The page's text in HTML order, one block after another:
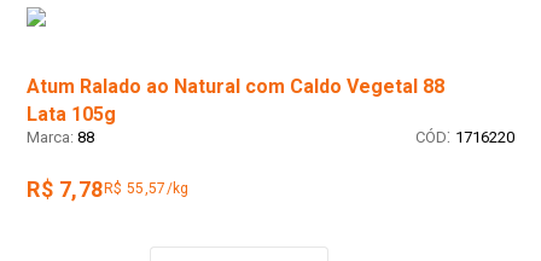
Atum Ralado ao Natural com Caldo Vegetal 88
Lata 105g
88 : 1716220
R$ 7,78 R$ 55,57/kg